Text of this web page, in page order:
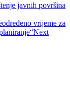
javnih površina
vrijeme za
Next